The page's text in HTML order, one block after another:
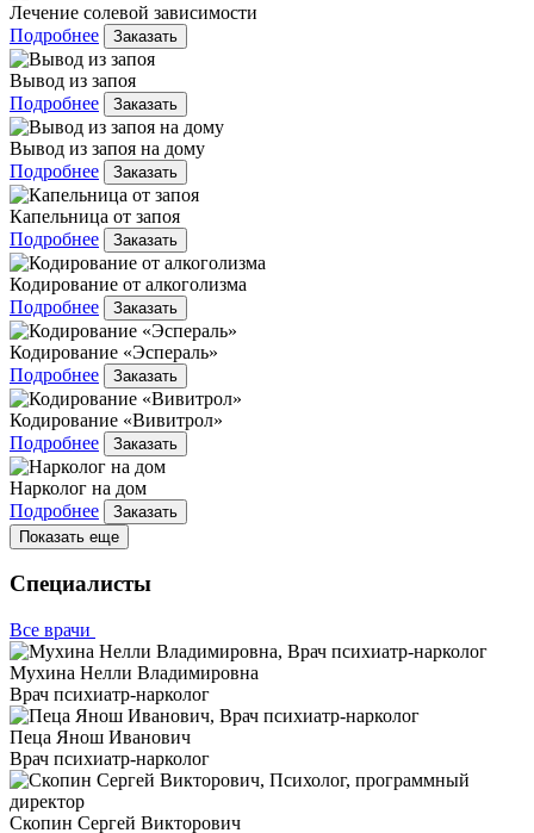
Лечение солевой зависимости
Подробнее
Заказать
Вывод из запоя
Подробнее
Заказать
Вывод из запоя на дому
Подробнее
Заказать
Капельница от запоя
Подробнее
Заказать
Кодирование от алкоголизма
Подробнее
Заказать
Кодирование «Эспераль»
Подробнее
Заказать
Кодирование «Вивитрол»
Подробнее
Заказать
Нарколог на дом
Подробнее
Заказать
Показать еще
Специалисты
Все врачи
Мухина Нелли Владимировна
Врач психиатр-нарколог
Пеца Янош Иванович
Врач психиатр-нарколог
Скопин Сергей Викторович